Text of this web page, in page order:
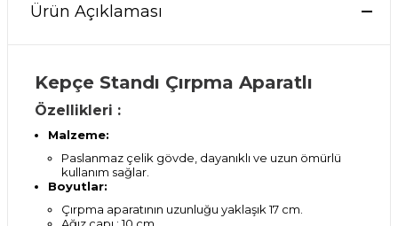
Ürün Açıklaması
Kepçe Standı Çırpma Aparatlı
Özellikleri :
Malzeme:
Paslanmaz çelik gövde, dayanıklı ve uzun ömürlü
kullanım sağlar.
Boyutlar:
Çırpma aparatının uzunluğu yaklaşık 17 cm.